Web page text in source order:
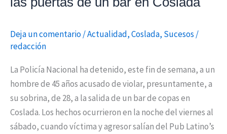
Deja un comentario/Actualidad,Coslada, Sucesos /
redacción
La Policía Nacional ha detenido, este fin de semana, a un
hombre de 45 años acusado de violar, presuntamente, a
su sobrina, de 28, a la salida de un bar de copas en
Coslada. Los hechos ocurrieron en la noche del viernes al
sábado, cuando víctima y agresor salían del Pub Latino’s
Coslada